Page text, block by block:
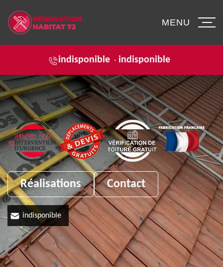
indisponible - indisponible
MENU
Réalisations Contact
indisponible